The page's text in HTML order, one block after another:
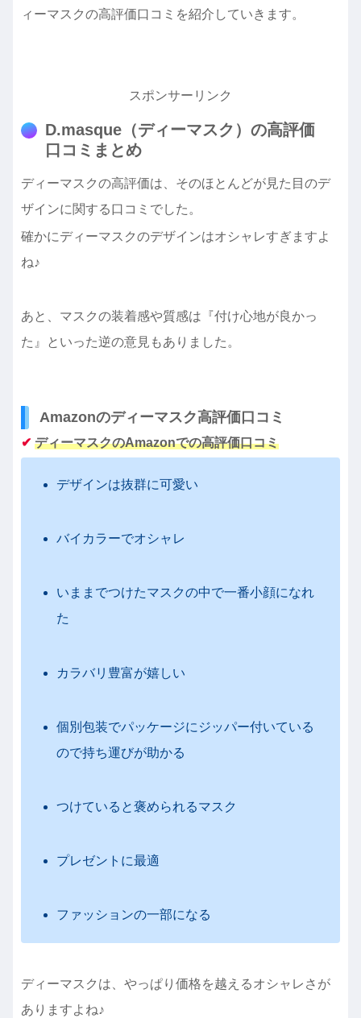
ィーマスクの高評価口コミを紹介していきます。
スポンサーリンク
D.masque（ディーマスク）の高評価
口コミまとめ
ディーマスクの高評価は、そのほとんどが見た目のデ
ザインに関する口コミでした。
確かにディーマスクのデザインはオシャレすぎますよ
ね♪
あと、マスクの装着感や質感は『付け心地が良かっ
た』といった逆の意見もありました。
Amazonのディーマスク高評価口コミ
✔ ディーマスクのAmazonでの高評価口コミ
デザインは抜群に可愛い
バイカラーでオシャレ
いままでつけたマスクの中で一番小顔になれ
た
カラバリ豊富が嬉しい
個別包装でパッケージにジッパー付いている
ので持ち運びが助かる
つけていると褒められるマスク
プレゼントに最適
ファッションの一部になる
ディーマスクは、やっぱり価格を越えるオシャレさが
ありますよね♪